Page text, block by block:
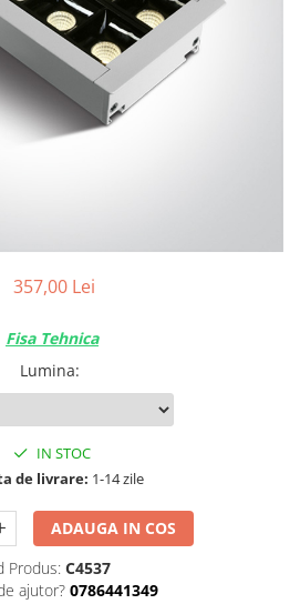
357,00 Lei
Fisa Tehnica
Lumina:
IN STOC
de livrare: 1-14 zile
ADAUGA IN COS
Produs: C4537
ajutor? 0786441349